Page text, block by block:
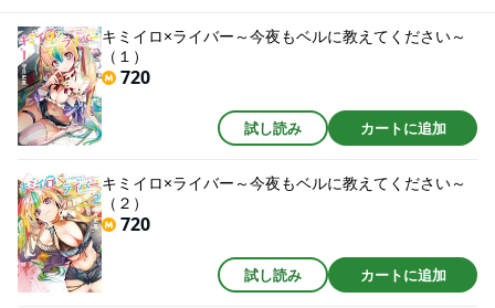
キミイロ×ライバー～今夜もベルに教えてください～
（１）
720
試し読み カートに追加
キミイロ×ライバー～今夜もベルに教えてください～
（２）
720
試し読み カートに追加